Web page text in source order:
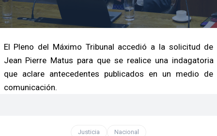
El Pleno del Máximo Tribunal accedió a la solicitud de
Jean Pierre Matus para que se realice una indagatoria
que aclare antecedentes publicados en un medio de
comunicación.
Justicia Nacional